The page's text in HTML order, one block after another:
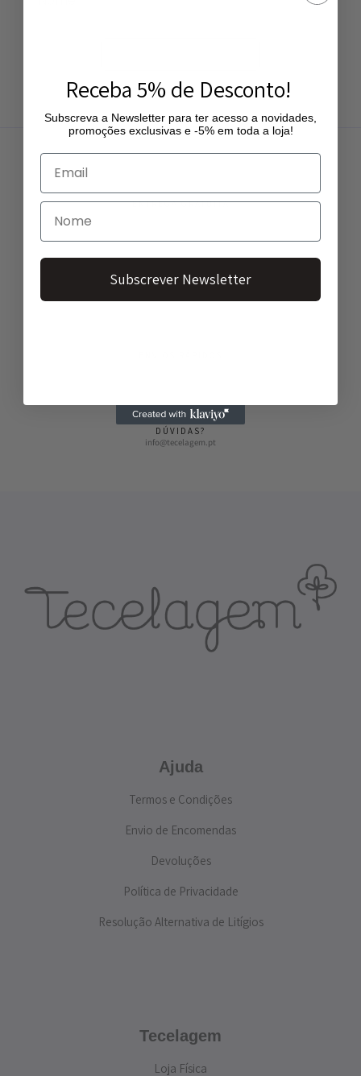
ENTREGA GRATUITA
PAGAMENTO FÁCIL
DÚVIDAS?
info@tecelagem.pt
Ajuda
Termos e Condições
Envio de Encomendas
Devoluções
Política de Privacidade
Resolução Alternativa de Litígios
Tecelagem
Loja Física
Receba 5% de Desconto!
Subscreva a Newsletter para ter acesso a novidades,
promoções exclusivas e -5% em toda a loja!
Subscrever Newsletter